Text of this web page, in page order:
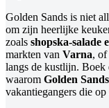
Golden Sands is niet
om zijn heerlijke
zoals shopska-salade
markten van Varna, of
langs de kustlijn. Boek
waarom Golden Sands
vakantiegangers die